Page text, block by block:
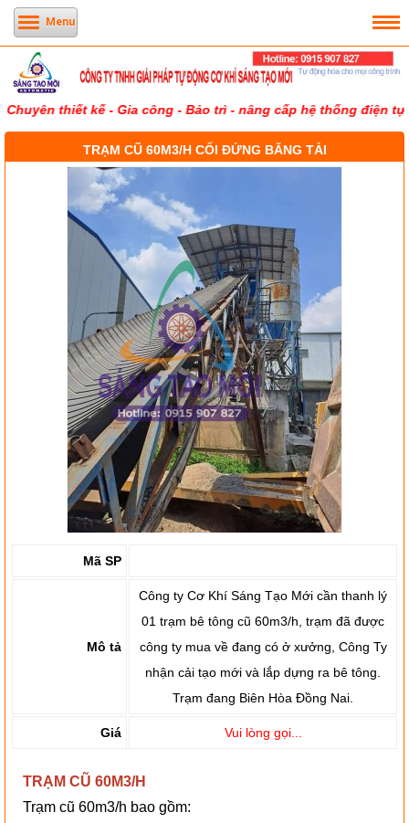
Menu
thiết kế - Gia công - Bảo trì - nâng cấp hệ thống điện tự động
TRẠM CŨ 60M3/H CỐI ĐỨNG BĂNG TẢI
Mã SP
Mô tả
Công ty Cơ Khí Sáng Tạo Mới cần thanh lý
01 trạm bê tông cũ 60m3/h, trạm đã được
công ty mua về đang có ở xưởng, Công Ty
nhận cải tạo mới và lắp dựng ra bê tông.
Trạm đang Biên Hòa Đồng Nai.
Giá Vui lòng gọi...
TRẠM CŨ 60M3/H
Trạm cũ 60m3/h bao gồm: